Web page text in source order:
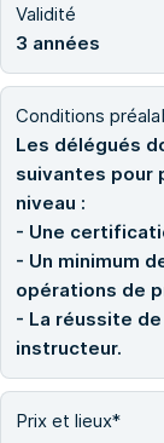
Validité
3 années
Conditions
Les délégués
suivantes pour
niveau :
- Une
- Un minimum
opérations de
- La réussite de
instructeur.
Prix et lieux*